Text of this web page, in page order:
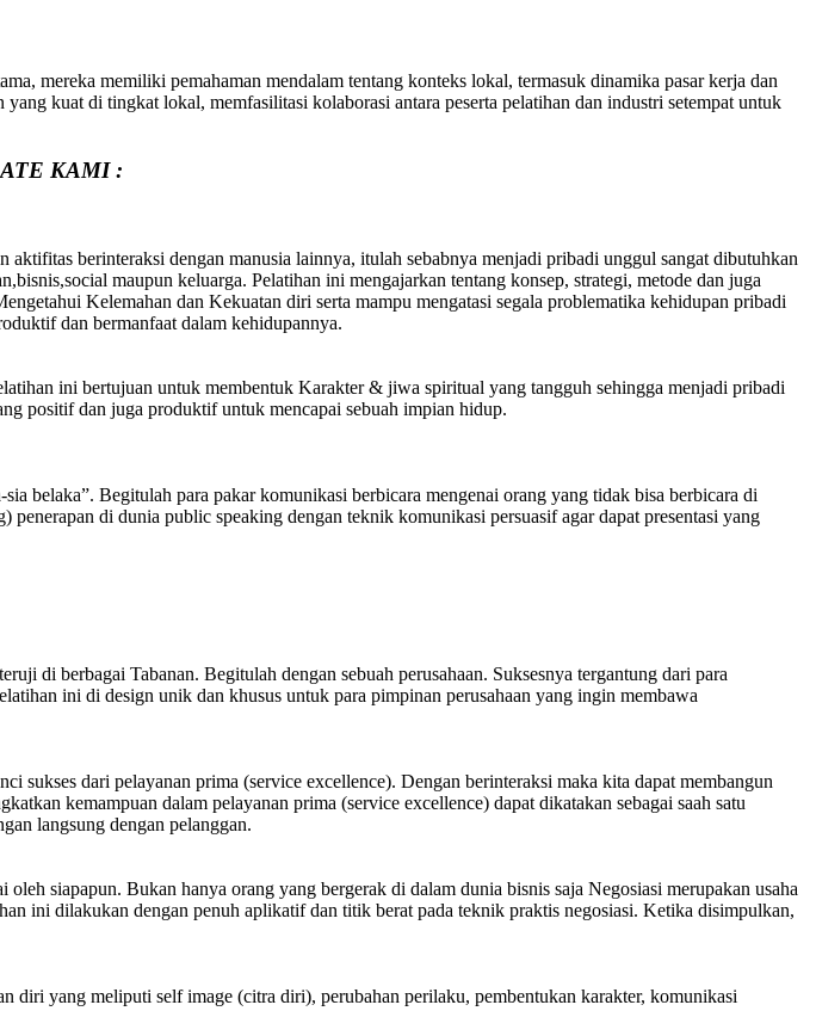
mereka memiliki pemahaman mendalam tentang konteks lokal, termasuk dinamika pasar kerja dan
kuat di tingkat lokal, memfasilitasi kolaborasi antara peserta pelatihan dan industri setempat untuk
KAMI :
berinteraksi dengan manusia lainnya, itulah sebabnya menjadi pribadi unggul sangat dibutuhkan
maupun keluarga. Pelatihan ini mengajarkan tentang konsep, strategi, metode dan juga
Kelemahan dan Kekuatan diri serta mampu mengatasi segala problematika kehidupan pribadi
dan bermanfaat dalam kehidupannya.
ini bertujuan untuk membentuk Karakter & jiwa spiritual yang tangguh sehingga menjadi pribadi
positif dan juga produktif untuk mencapai sebuah impian hidup.
belaka”. Begitulah para pakar komunikasi berbicara mengenai orang yang tidak bisa berbicara di
di dunia public speaking dengan teknik komunikasi persuasif agar dapat presentasi yang
di berbagai Tabanan. Begitulah dengan sebuah perusahaan. Suksesnya tergantung dari para
ini di design unik dan khusus untuk para pimpinan perusahaan yang ingin membawa
sukses dari pelayanan prima (service excellence). Dengan berinteraksi maka kita dapat membangun
kemampuan dalam pelayanan prima (service excellence) dapat dikatakan sebagai saah satu
langsung dengan pelanggan.
siapapun. Bukan hanya orang yang bergerak di dalam dunia bisnis saja Negosiasi merupakan usaha
ini dilakukan dengan penuh aplikatif dan titik berat pada teknik praktis negosiasi. Ketika disimpulkan,
diri yang meliputi self image (citra diri), perubahan perilaku, pembentukan karakter, komunikasi